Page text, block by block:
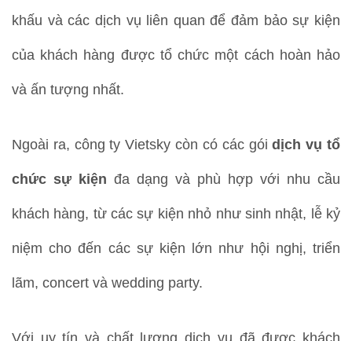
khấu và các dịch vụ liên quan để đảm bảo sự kiện
của khách hàng được tổ chức một cách hoàn hảo
và ấn tượng nhất.
Ngoài ra, công ty Vietsky còn có các góidịch vụ tổ
chức sự kiện đa dạng và phù hợp với nhu cầu
khách hàng, từ các sự kiện nhỏ như sinh nhật, lễ kỷ
niệm cho đến các sự kiện lớn như hội nghị, triển
lãm, concert và wedding party.
Với uy tín và chất lượng dịch vụ đã được khách